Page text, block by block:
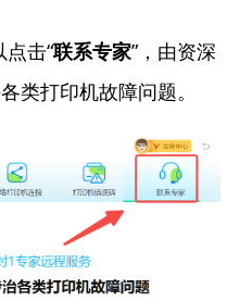
击“联系专家”，由资深
类打印机故障问题。